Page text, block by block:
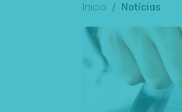
Inicio Notícias